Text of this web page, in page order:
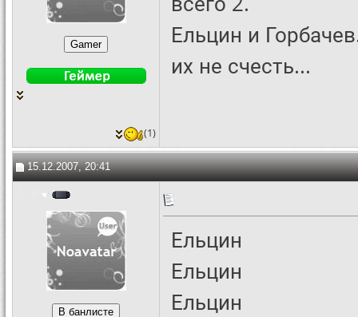
Ельцин и
их не счесть...
(1)
15.12.2007, 20:41
Ельцин
Ельцин
Ельцин